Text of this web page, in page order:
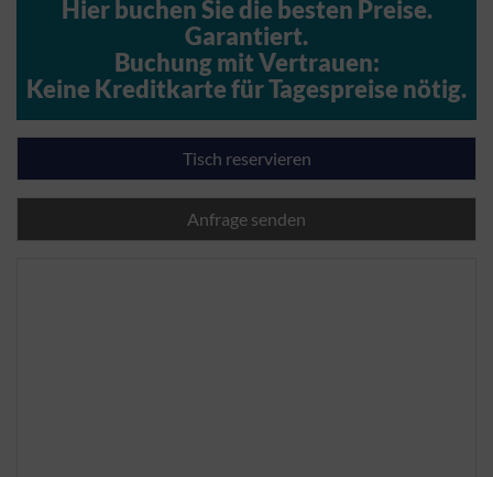
Hier buchen Sie die besten Preise.
Garantiert.
Buchung mit Vertrauen:
Keine Kreditkarte für Tagespreise nötig.
Tisch reservieren
Anfrage senden